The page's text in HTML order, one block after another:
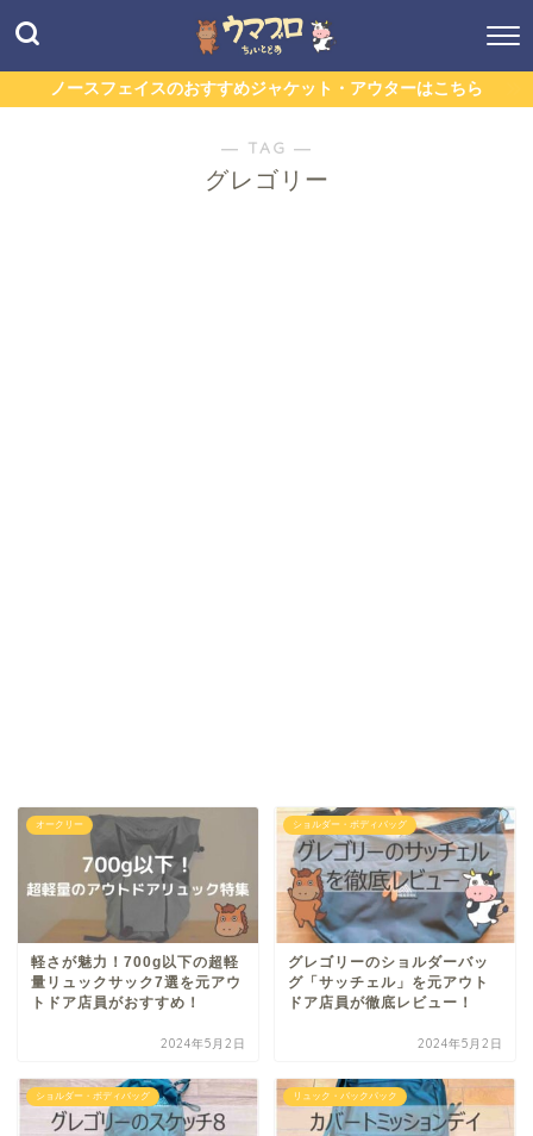
ノースフェイスのおすすめジャケット・アウターはこちら
― TAG ―
グレゴリー
オークリー
軽さが魅力！700g以下の超軽
量リュックサック7選を元アウ
トドア店員がおすすめ！
2024年5月2日
ショルダー・ボディバッグ
グレゴリーのショルダーバッ
グ「サッチェル」を元アウト
ドア店員が徹底レビュー！
2024年5月2日
ショルダー・ボディバッグ リュック・バックパック